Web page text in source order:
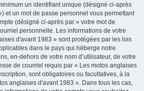
un identifiant unique (désigné ci-après
et un mot de passe personnel vous permettant
(désigné ci-après par « votre mot de
personnelle. Les informations de votre
d'avant 1983 » sont protégées par les lois
dans le pays qui héberge notre
en-dehors de votre nom d’utilisateur, de votre
de courriel requis par « Les motos anglaises
sont obligatoires ou facultatives, à la
anglaises d'avant 1983 ». Dans tous les cas,